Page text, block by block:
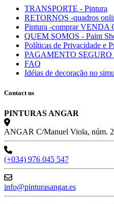
TRANSPORTE - Pintura
RETORNOS -quadros
Pintura -comprar VENDA
QUEM SOMOS - Paint
Políticas de Privacidade e
PAGAMENTO SEGURO
FAQ
Idéias de decoração no
Contact us
PINTURAS ANGAR
ANGAR C/Manuel Viola, núm.
(+034) 976 045 547
info@pinturasangar.es